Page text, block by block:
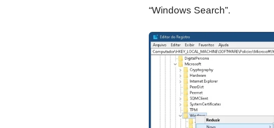
“Windows Search”.